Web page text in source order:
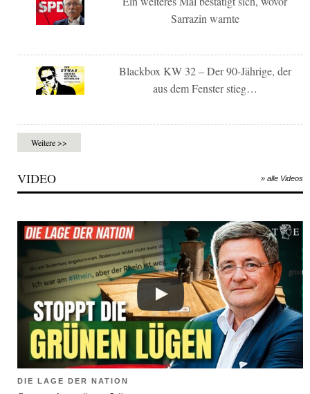
Sarrazin warnte
Blackbox KW 32 – Der 90-Jährige, der
aus dem Fenster stieg…
Weitere >>
VIDEO » alle Videos
DIE LAGE DER NATION